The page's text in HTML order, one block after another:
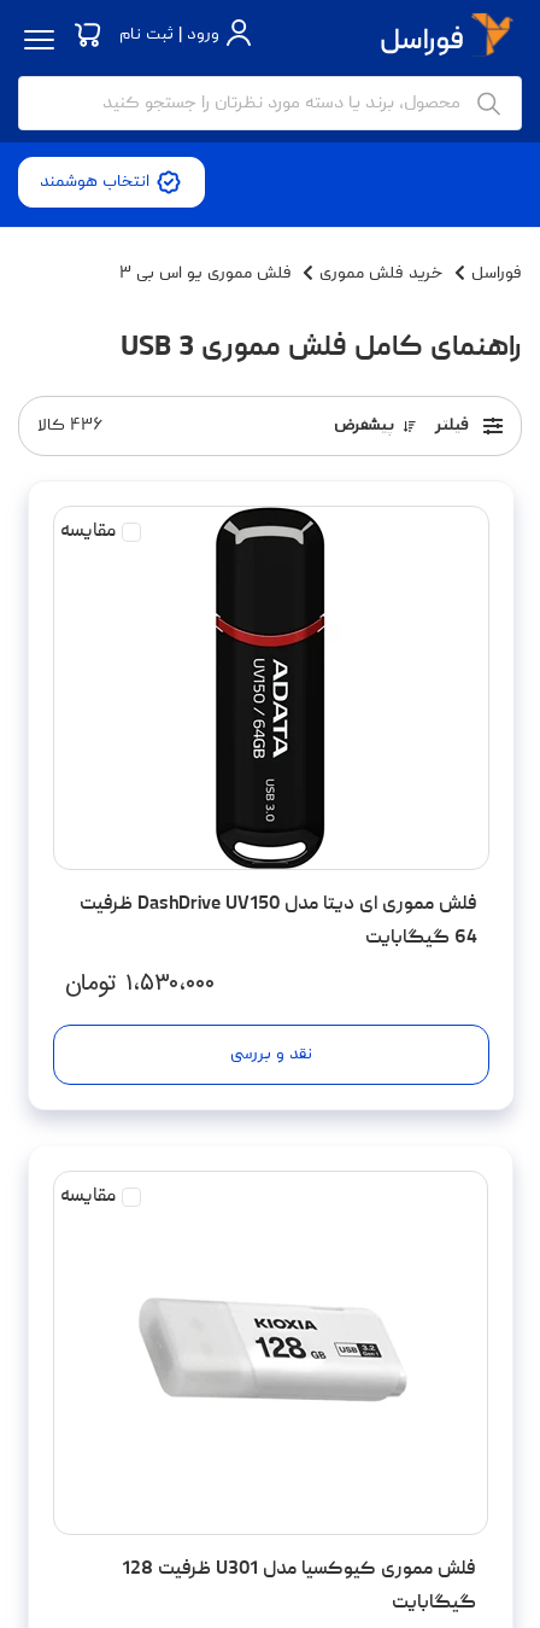
ورود | ثبت نام
انتخاب هوشمند
فوراسل خرید فلش مموری فلش مموری یو اس بی ۳
راهنمای کامل فلش مموری USB 3
فیلتر پیشفرض ۴۳۶ کالا
مقایسه
فلش مموری ای دیتا مدل DashDrive UV150 ظرفیت
64 گیگابایت
۱،۵۳۰،۰۰۰ تومان
نقد و بررسی
مقایسه
فلش مموری کیوکسیا مدل U301 ظرفیت 128
گیگابایت